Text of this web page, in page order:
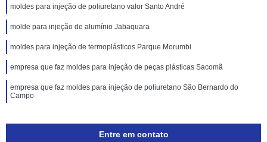
moldes para injeção de poliuretano valor Santo André
molde para injeção de alumínio Jabaquara
moldes para injeção de termoplásticos Parque Morumbi
empresa que faz moldes para injeção de peças plásticas Sacomã
empresa que faz moldes para injeção de poliuretano São Bernardo do
Campo
Entre em contato